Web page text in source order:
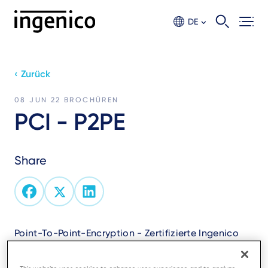
DE
‹ Zurück
08 JUN 22 BROCHÜREN
PCI - P2PE
Share
Point-To-Point-Encryption - Zertifizierte Ingenico